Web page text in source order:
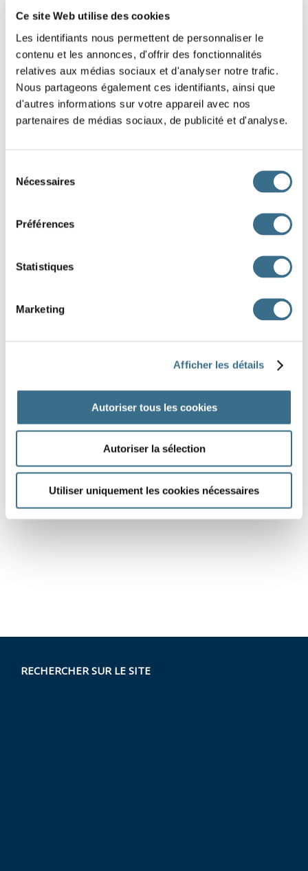
Ce site Web utilise des cookies
Les identifiants nous permettent de personnaliser le
contenu et les annonces, d'offrir des fonctionnalités
relatives aux médias sociaux et d'analyser notre trafic.
Nous partageons également ces identifiants, ainsi que
d'autres informations sur votre appareil avec nos
partenaires de médias sociaux, de publicité et d'analyse.
Nécessaires
Préférences
Statistiques
Marketing
Afficher les détails
Autoriser tous les cookies
Autoriser la sélection
Utiliser uniquement les cookies nécessaires
2
CONSEIL DE LECTURE
6ÈME
RECHERCHER SUR LE SITE